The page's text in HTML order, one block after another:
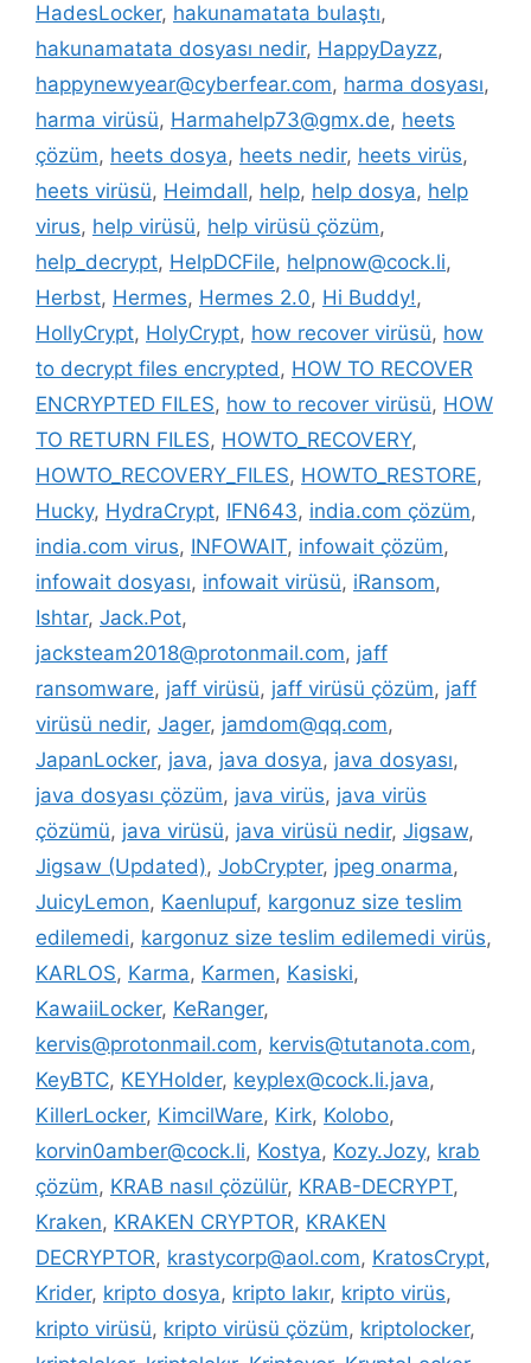
HadesLocker, hakunamatata bulaştı,
hakunamatata dosyası nedir, HappyDayzz,
happynewyear@cyberfear.com, harma dosyası,
harma virüsü, Harmahelp73@gmx.de, heets
çözüm, heets dosya, heets nedir, heets virüs,
heets virüsü, Heimdall, help, help dosya, help
virus, help virüsü, help virüsü çözüm,
help_decrypt, HelpDCFile, helpnow@cock.li,
Herbst, Hermes, Hermes 2.0, Hi Buddy!,
HollyCrypt, HolyCrypt, how recover virüsü, how
to decrypt files encrypted, HOW TO RECOVER
ENCRYPTED FILES, how to recover virüsü, HOW
TO RETURN FILES, HOWTO_RECOVERY,
HOWTO_RECOVERY_FILES, HOWTO_RESTORE,
Hucky, HydraCrypt, IFN643, india.com çözüm,
india.com virus, INFOWAIT, infowait çözüm,
infowait dosyası, infowait virüsü, iRansom,
Ishtar, Jack.Pot,
jacksteam2018@protonmail.com, jaff
ransomware, jaff virüsü, jaff virüsü çözüm, jaff
virüsü nedir, Jager, jamdom@qq.com,
JapanLocker, java, java dosya, java dosyası,
java dosyası çözüm, java virüs, java virüs
çözümü, java virüsü, java virüsü nedir, Jigsaw,
Jigsaw (Updated), JobCrypter, jpeg onarma,
JuicyLemon, Kaenlupuf, kargonuz size teslim
edilemedi, kargonuz size teslim edilemedi virüs,
KARLOS, Karma, Karmen, Kasiski,
KawaiiLocker, KeRanger,
kervis@protonmail.com, kervis@tutanota.com,
KeyBTC, KEYHolder, keyplex@cock.li.java,
KillerLocker, KimcilWare, Kirk, Kolobo,
korvin0amber@cock.li, Kostya, Kozy.Jozy, krab
çözüm, KRAB nasıl çözülür, KRAB-DECRYPT,
Kraken, KRAKEN CRYPTOR, KRAKEN
DECRYPTOR, krastycorp@aol.com, KratosCrypt,
Krider, kripto dosya, kripto lakır, kripto virüs,
kripto virüsü, kripto virüsü çözüm, kriptolocker,